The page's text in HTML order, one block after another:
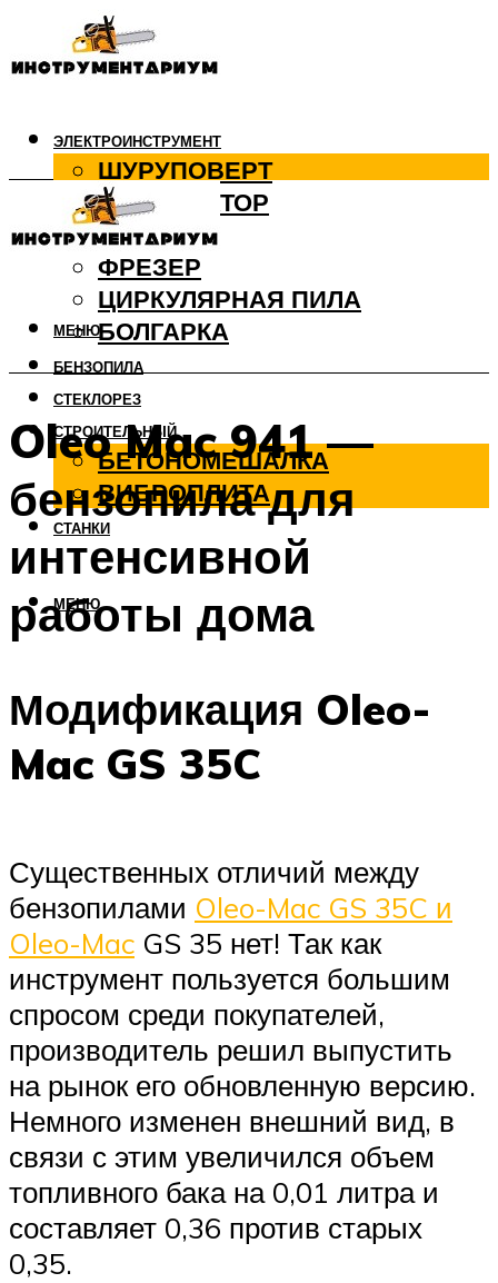
ЭЛЕКТРОИНСТРУМЕНТ
ШУРУПОВЕРТ
ПЕРФОРАТОР
ДРЕЛЬ
ФРЕЗЕР
ЦИРКУЛЯРНАЯ ПИЛА
БОЛГАРКА
БЕНЗОПИЛА
СТЕКЛОРЕЗ
СТРОИТЕЛЬНЫЙ
БЕТОНОМЕШАЛКА
ВИБРОПЛИТА
СТАНКИ
МЕНЮ
МЕНЮ
Oleo Mac 941 —
бензопила для
интенсивной
работы дома
Модификация Oleo-
Mac GS 35C
Существенных отличий между
бензопилами Oleo-Mac GS 35C и
Oleo-Mac GS 35 нет! Так как
инструмент пользуется большим
спросом среди покупателей,
производитель решил выпустить
на рынок его обновленную версию.
Немного изменен внешний вид, в
связи с этим увеличился объем
топливного бака на 0,01 литра и
составляет 0,36 против старых
0,35.